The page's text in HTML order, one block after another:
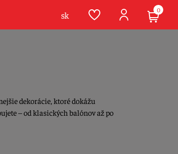
dekorácie, ktoré dokážu
– od klasických balónov až po
sk 0